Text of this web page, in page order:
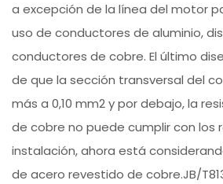
a excepción de la línea del motor
uso de conductores de aluminio,
conductores de cobre. El último
de que la sección transversal del
más a 0,10 mm2 y por debajo, la
de cobre no puede cumplir con los
instalación, ahora está
de acero revestido de cobre.JB/